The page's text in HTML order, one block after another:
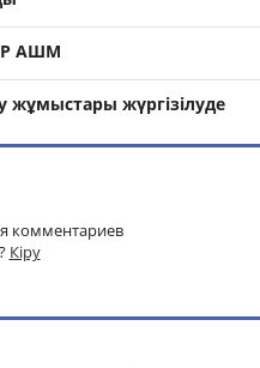
АШМ
жұмыстары жүргізілуде
комментариев
Кіру